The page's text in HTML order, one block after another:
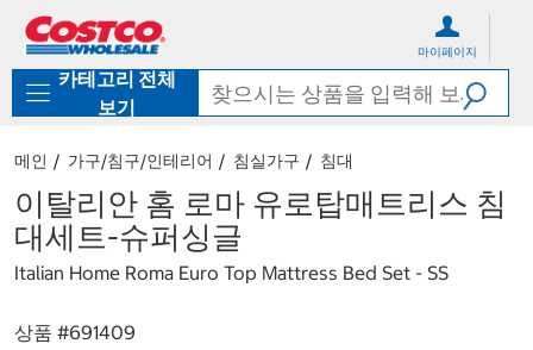
로
기
가
마이페이지
카테고리 전체
보기
메인 가구/침구/인테리어 침실가구 침대
이탈리안 홈 로마 유로탑매트리스 침
대세트-슈퍼싱글
Italian Home Roma Euro Top Mattress Bed Set - SS
상품 #691409